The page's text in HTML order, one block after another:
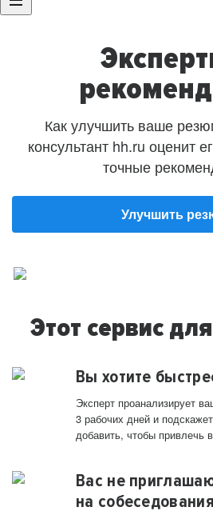
Как улучшить ваше
консультант hh.ru оценит
точные
Улучшить
Этот сервис
Вы хотите
Эксперт проанализирует
3 рабочих дней и
добавить, чтобы привлечь
Вас не
на собеседования